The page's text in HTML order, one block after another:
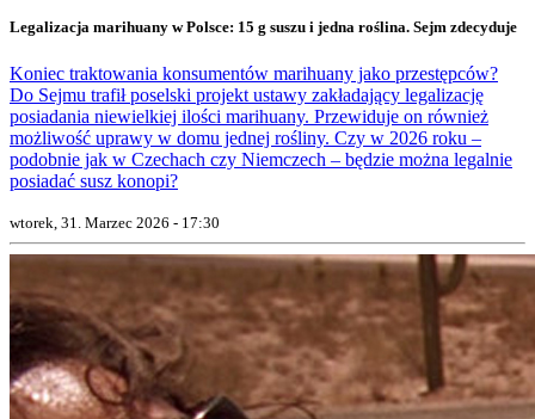
Legalizacja marihuany w Polsce: 15 g suszu i jedna roślina. Sejm zdecyduje
Koniec traktowania konsumentów marihuany jako przestępców?
Do Sejmu trafił poselski projekt ustawy zakładający legalizację
posiadania niewielkiej ilości marihuany. Przewiduje on również
możliwość uprawy w domu jednej rośliny. Czy w 2026 roku –
podobnie jak w Czechach czy Niemczech – będzie można legalnie
posiadać susz konopi?
wtorek, 31. Marzec 2026 - 17:30